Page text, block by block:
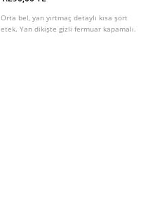
Orta bel, yan yırtmaç detaylı kısa şort
etek. Yan dikişte gizli fermuar kapamalı.